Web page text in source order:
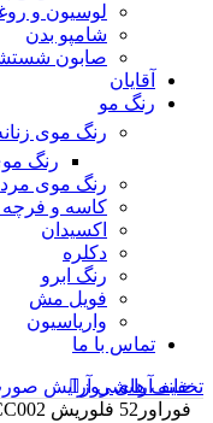
لوسیون و
شامپو بدن
صابون
آقایان
رنگ مو
رنگ موی
رنگ
رنگ موی
کاسه و
اکسیدان
دکلره
رنگ ابرو
فویل مش
واریاسیون
تماس با ما
تخفیف های روز
خانهآرایشیآرایش
فوراور52 فلوریش Forever52 Flourish cream contour FCC002